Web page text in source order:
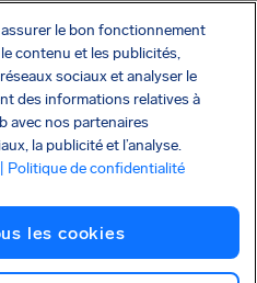
SocialInstagram
SocialLinkedin
APPLI GRATUITE
Cookies Imprint
Shai-Hulud
le bon fonctionnement
contenu et les publicités,
sociaux et analyser le
des informations relatives à
avec nos partenaires
la publicité et l’analyse.
| Politique de confidentialité
les cookies